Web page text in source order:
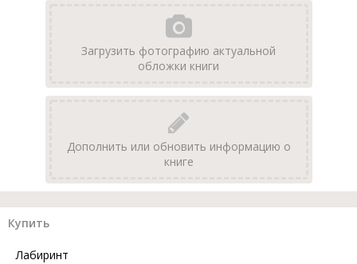
Загрузить фотографию актуальной
обложки книги
Дополнить или обновить информацию о
книге
Купить
Лабиринт